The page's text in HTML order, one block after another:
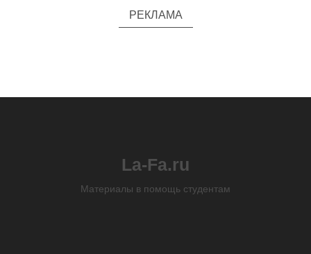
РЕКЛАМА
La-Fa.ru
Материалы в помощь студентам